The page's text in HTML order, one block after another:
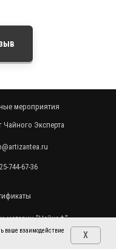
ваше взаимодействие
X
744-67-36
мероприятия
Чайного Эксперта
магазин "Чайкоф"